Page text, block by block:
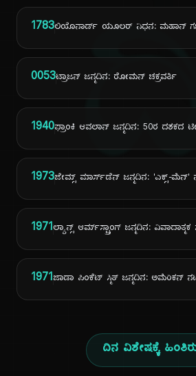
1783ಲಿಯೊನಾರ್ಡ್ ಯೂಲರ್ ನಿಧನ: ಮಹಾನ್
0053ಟ್ರಾಜನ್ ಜನ್ಮದಿನ: ರೋಮನ್ ಚಕ್ರವರ್ತಿ
1940ಫ್ರಾಂಕಿ ಆವಲಾನ್ ಜನ್ಮದಿನ: 50ರ ದಶಕದ
1973ಜೇಮ್ಸ್ ಮಾರ್ಸ್‌ಡೆನ್ ಜನ್ಮದಿನ: 'ಎಕ್ಸ್-ಮೆನ್'
1971ಲ್ಯಾನ್ಸ್ ಆರ್ಮ್‌ಸ್ಟ್ರಾಂಗ್ ಜನ್ಮದಿನ: ವಿವಾದಾತ್ಮಕ
1971ಜಾಡಾ ಪಿಂಕೆಟ್ ಸ್ಮಿತ್ ಜನ್ಮದಿನ: ಅಮೆರಿಕನ್
ದಿನ ವಿಶೇಷಕ್ಕೆ